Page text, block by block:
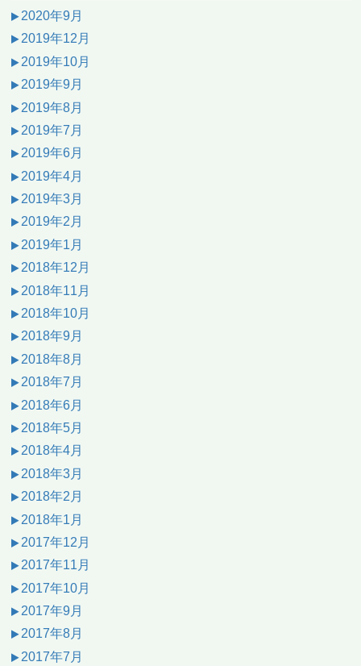
2020年9月
2019年12月
2019年10月
2019年9月
2019年8月
2019年7月
2019年6月
2019年4月
2019年3月
2019年2月
2019年1月
2018年12月
2018年11月
2018年10月
2018年9月
2018年8月
2018年7月
2018年6月
2018年5月
2018年4月
2018年3月
2018年2月
2018年1月
2017年12月
2017年11月
2017年10月
2017年9月
2017年8月
2017年7月